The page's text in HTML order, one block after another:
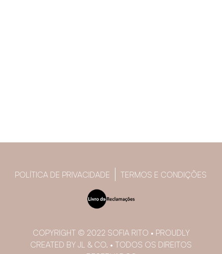
POLÍTICA DE PRIVACIDADE TERMOS E CONDIÇÕES
COPYRIGHT © 2022 SOFIA RITO • PROUDLY
CREATED BY JL & CO. • TODOS OS DIREITOS